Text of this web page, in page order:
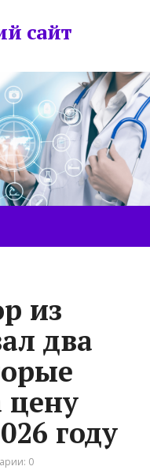
сайт
из
два
цену
году
0